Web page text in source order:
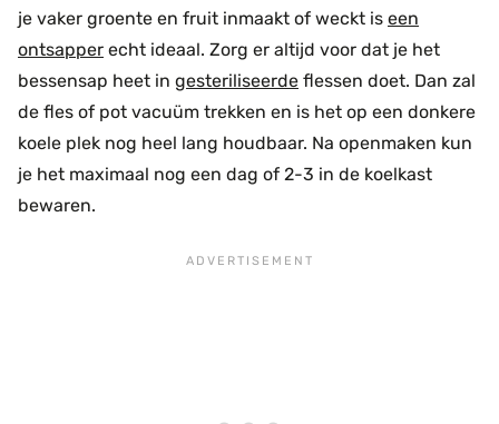
je vaker groente en fruit inmaakt of weckt is een
ontsapper echt ideaal. Zorg er altijd voor dat je het
bessensap heet in gesteriliseerde flessen doet. Dan zal
de fles of pot vacuüm trekken en is het op een donkere
koele plek nog heel lang houdbaar. Na openmaken kun
je het maximaal nog een dag of 2-3 in de koelkast
bewaren.